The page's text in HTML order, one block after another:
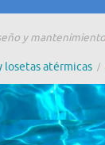
y mantenimiento
losetas atérmicas